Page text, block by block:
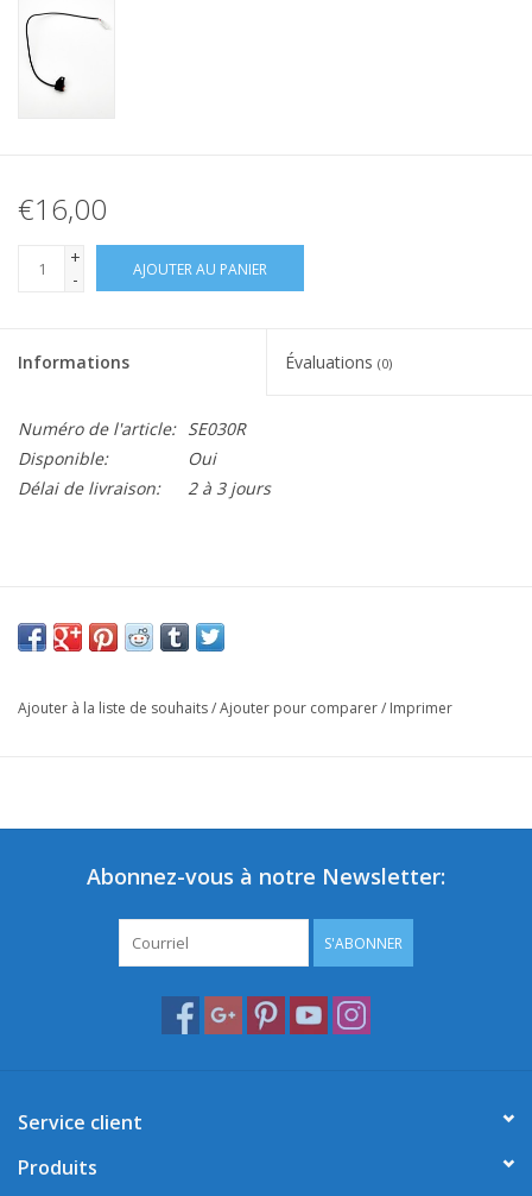
€16,00
+
-
AJOUTER AU PANIER
Informations Évaluations (0)
Numéro de l'article: SE030R
Disponible:
Oui
Délai de livraison:
2 à 3 jours
Ajouter à la liste de souhaits/Ajouter pour comparer/ Imprimer
Abonnez-vous à notre Newsletter:
S'ABONNER
Service client
Produits